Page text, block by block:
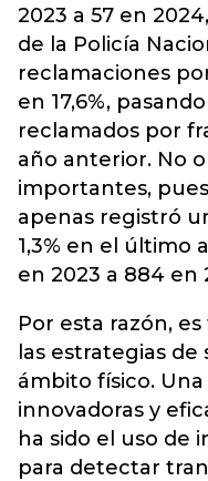
2023 a 57 en
de la Policía
reclamaciones
en 17,6%,
reclamados por
año anterior. No
importantes,
apenas registró
1,3% en el último
en 2023 a 884 en
Por esta razón,
las estrategias
ámbito físico.
innovadoras y
ha sido el uso de
para detectar